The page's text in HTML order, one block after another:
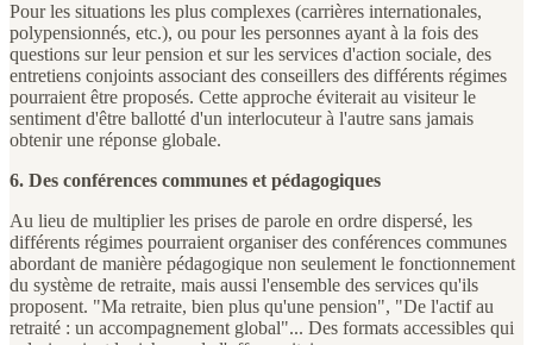
Pour les situations les plus complexes (carrières internationales,
polypensionnés, etc.), ou pour les personnes ayant à la fois des
questions sur leur pension et sur les services d'action sociale, des
entretiens conjoints associant des conseillers des différents régimes
pourraient être proposés. Cette approche éviterait au visiteur le
sentiment d'être ballotté d'un interlocuteur à l'autre sans jamais
obtenir une réponse globale.
6. Des conférences communes et pédagogiques
Au lieu de multiplier les prises de parole en ordre dispersé, les
différents régimes pourraient organiser des conférences communes
abordant de manière pédagogique non seulement le fonctionnement
du système de retraite, mais aussi l'ensemble des services qu'ils
proposent. "Ma retraite, bien plus qu'une pension", "De l'actif au
retraité : un accompagnement global"... Des formats accessibles qui